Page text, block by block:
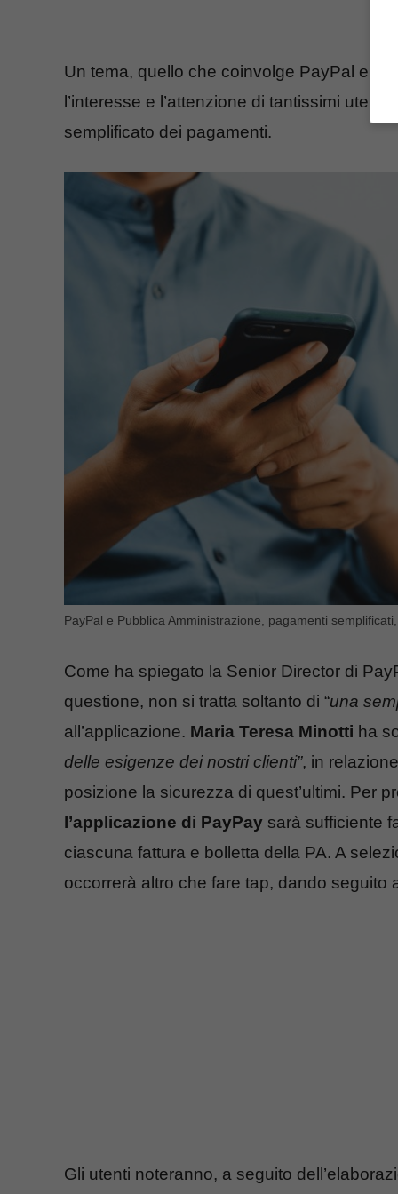
Un tema, quello che coinvolge PayPal e
l’interesse e l’attenzione di tantissimi
semplificato dei pagamenti.
PayPal e Pubblica Amministrazione, pagamenti
Come ha spiegato la Senior Director di
questione, non si tratta soltanto di “una
all’applicazione. Maria Teresa Minotti ha
delle esigenze dei nostri clienti”, in
posizione la sicurezza di quest’ultimi. Per
l’applicazione di PayPay sarà sufficiente
ciascuna fattura e bolletta della PA. A
occorrerà altro che fare tap, dando seguito
Gli utenti noteranno, a seguito